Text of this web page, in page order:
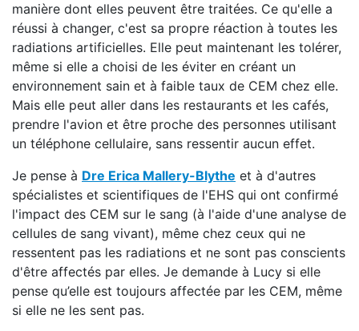
manière dont elles peuvent être traitées. Ce qu'elle a
réussi à changer, c'est sa propre réaction à toutes les
radiations artificielles. Elle peut maintenant les tolérer,
même si elle a choisi de les éviter en créant un
environnement sain et à faible taux de CEM chez elle.
Mais elle peut aller dans les restaurants et les cafés,
prendre l'avion et être proche des personnes utilisant
un téléphone cellulaire, sans ressentir aucun effet.
Je pense à Dre Erica Mallery-Blythe et à d'autres
spécialistes et scientifiques de l'EHS qui ont confirmé
l'impact des CEM sur le sang (à l'aide d'une analyse de
cellules de sang vivant), même chez ceux qui ne
ressentent pas les radiations et ne sont pas conscients
d'être affectés par elles. Je demande à Lucy si elle
pense qu’elle est toujours affectée par les CEM, même
si elle ne les sent pas.